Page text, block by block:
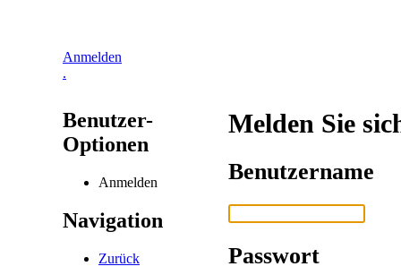
Anmelden
.
Benutzer-
Optionen
Anmelden
Navigation
Zurück
Melden Sie
Benutzername
Passwort